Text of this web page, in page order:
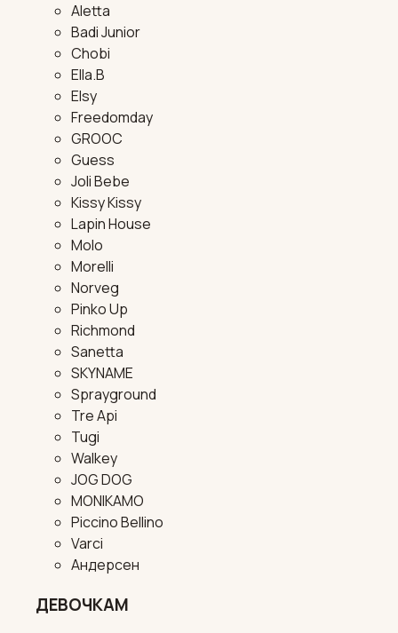
Aletta
Badi Junior
Chobi
Ella.B
Elsy
Freedomday
GROOC
Guess
Joli Bebe
Kissy Kissy
Lapin House
Molo
Morelli
Norveg
Pinko Up
Richmond
Sanetta
SKYNAME
Sprayground
Tre Api
Tugi
Walkey
JOG DOG
MONIKAMO
Piccino Bellino
Varci
Андерсен
ДЕВОЧКАМ